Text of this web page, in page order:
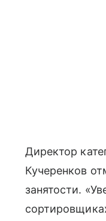
Директор
Кучеренков
занятости.